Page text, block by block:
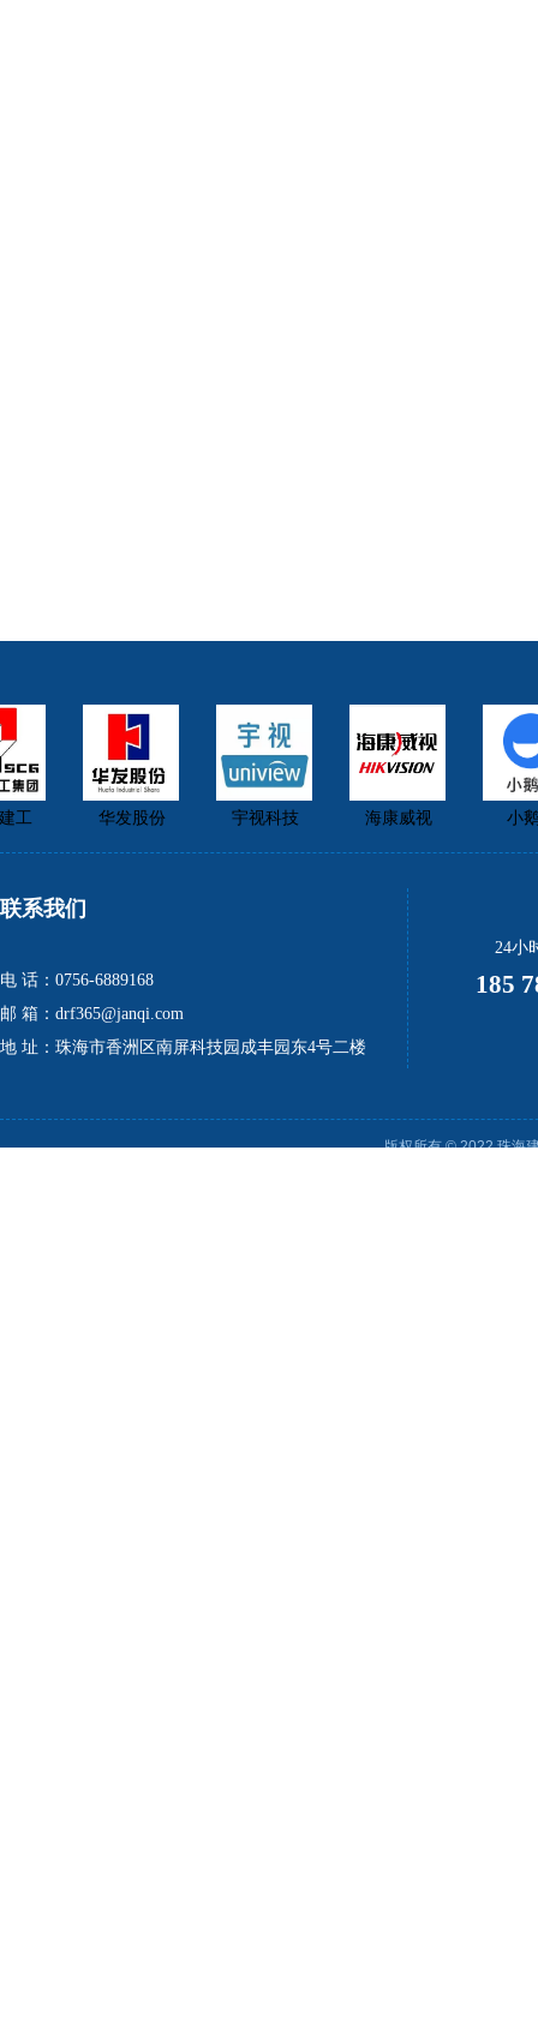
24小
185
版权所有 © 2022 珠海
联系我们
电 话：0756-6889168
邮 箱：drf365@janqi.com
地 址：珠海市香洲区南屏科技园成丰园东4号二楼
华发股份 宇视科技 海康威视 小鹅